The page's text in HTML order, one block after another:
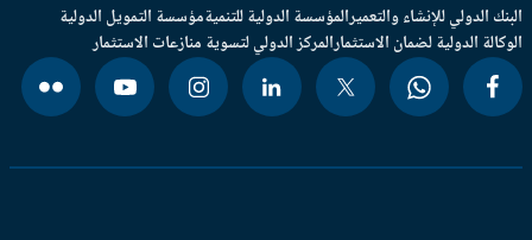
الدولي للإنشاء والتعميرالمؤسسة الدولية للتنميةمؤسسة التمويل الدولية
الدولية لضمان الاستثمارالمركز الدولي لتسوية منازعات الاستثمار